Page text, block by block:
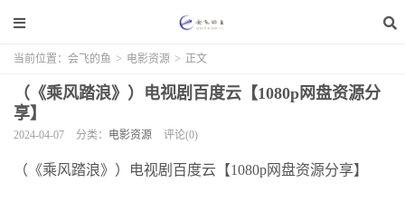
当前位置： 会飞的鱼 > 电影资源 > 正文
（《乘风踏浪》）电视剧百度云【1080p网盘资源分
享】
2024-04-07 分类： 电影资源 评论(0)
（《乘风踏浪》）电视剧百度云【1080p网盘资源分享】